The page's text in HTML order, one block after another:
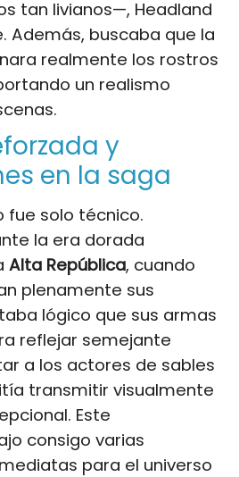
tan livianos—, Headland
Además, buscaba que la
realmente los rostros
un realismo
y
en la saga
fue solo técnico.
la era dorada
Alta República, cuando
plenamente sus
lógico que sus armas
reflejar semejante
a los actores de sables
transmitir visualmente
Este
consigo varias
para el universo